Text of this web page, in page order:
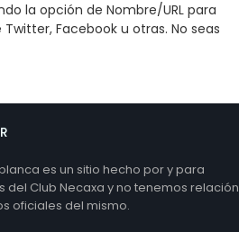
la opción de Nombre/URL para
Facebook u otras. No seas
es un sitio hecho por y para
del Club Necaxa y no tenemos relación
oficiales del mismo.